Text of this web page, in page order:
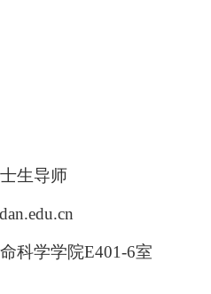
生导师
科学学院E401-6室